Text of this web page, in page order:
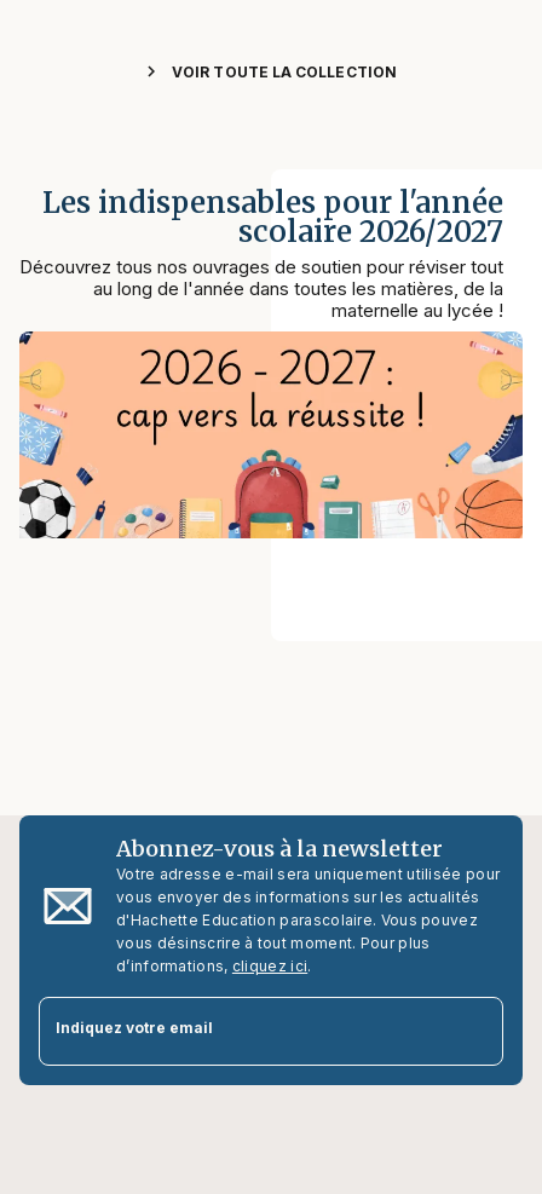
chevron_right VOIR TOUTE LA COLLECTION
Les indispensables pour l'année
scolaire 2026/2027
Découvrez tous nos ouvrages de soutien pour réviser tout
au long de l'année dans toutes les matières, de la
maternelle au lycée !
Abonnez-vous à la newsletter
Votre adresse e-mail sera uniquement utilisée pour
vous envoyer des informations sur les actualités
d'Hachette Education parascolaire. Vous pouvez
vous désinscrire à tout moment. Pour plus
d’informations, cliquez ici.
Indiquez votre email